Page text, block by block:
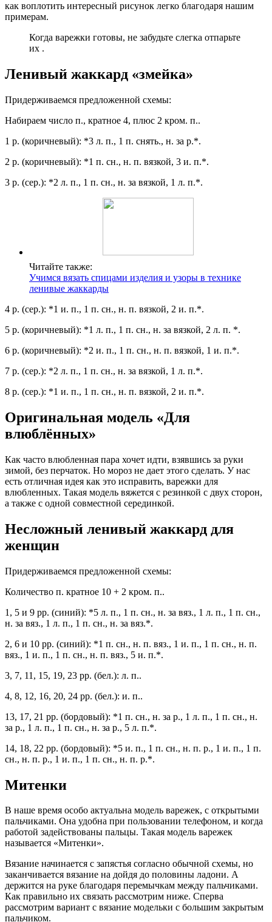
как воплотить интересный рисунок легко благодаря нашим
примерам.
Когда варежки готовы, не забудьте слегка отпарьте
их .
Ленивый жаккард «змейка»
Придерживаемся предложенной схемы:
Набираем число п., кратное 4, плюс 2 кром. п..
1 р. (коричневый): *3 л. п., 1 п. снять., н. за р.*.
2 р. (коричневый): *1 п. сн., н. п. вязкой, 3 и. п.*.
3 р. (сер.): *2 л. п., 1 п. сн., н. за вязкой, 1 л. п.*.
Читайте также:
Учимся вязать спицами изделия и узоры в технике
ленивые жаккарды
4 р. (сер.): *1 и. п., 1 п. сн., н. п. вязкой, 2 и. п.*.
5 р. (коричневый): *1 л. п., 1 п. сн., н. за вязкой, 2 л. п. *.
6 р. (коричневый): *2 и. п., 1 п. сн., н. п. вязкой, 1 и. п.*.
7 р. (сер.): *2 л. п., 1 п. сн., н. за вязкой, 1 л. п.*.
8 р. (сер.): *1 и. п., 1 п. сн., н. п. вязкой, 2 и. п.*.
Оригинальная модель «Для
влюблённых»
Как часто влюбленная пара хочет идти, взявшись за руки
зимой, без перчаток. Но мороз не дает этого сделать. У нас
есть отличная идея как это исправить, варежки для
влюбленных. Такая модель вяжется с резинкой с двух сторон,
а также с одной совместной серединкой.
Несложный ленивый жаккард для
женщин
Придерживаемся предложенной схемы:
Количество п. кратное 10 + 2 кром. п..
1, 5 и 9 рр. (синий): *5 л. п., 1 п. сн., н. за вяз., 1 л. п., 1 п. сн.,
н. за вяз., 1 л. п., 1 п. сн., н. за вяз.*.
2, 6 и 10 рр. (синий): *1 п. сн., н. п. вяз., 1 и. п., 1 п. сн., н. п.
вяз., 1 и. п., 1 п. сн., н. п. вяз., 5 и. п.*.
3, 7, 11, 15, 19, 23 рр. (бел.): л. п..
4, 8, 12, 16, 20, 24 рр. (бел.): и. п..
13, 17, 21 рр. (бордовый): *1 п. сн., н. за р., 1 л. п., 1 п. сн., н.
за р., 1 л. п., 1 п. сн., н. за р., 5 л. п.*.
14, 18, 22 рр. (бордовый): *5 и. п., 1 п. сн., н. п. р., 1 и. п., 1 п.
сн., н. п. р., 1 и. п., 1 п. сн., н. п. р.*.
Митенки
В наше время особо актуальна модель варежек, с открытыми
пальчиками. Она удобна при пользовании телефоном, и когда
работой задействованы пальцы. Такая модель варежек
называется «Митенки».
Вязание начинается с запястья согласно обычной схемы, но
заканчивается вязание на дойдя до половины ладони. А
держится на руке благодаря перемычкам между пальчиками.
Как правильно их связать рассмотрим ниже. Сперва
рассмотрим вариант с вязание модельки с большим закрытым
пальчиком.